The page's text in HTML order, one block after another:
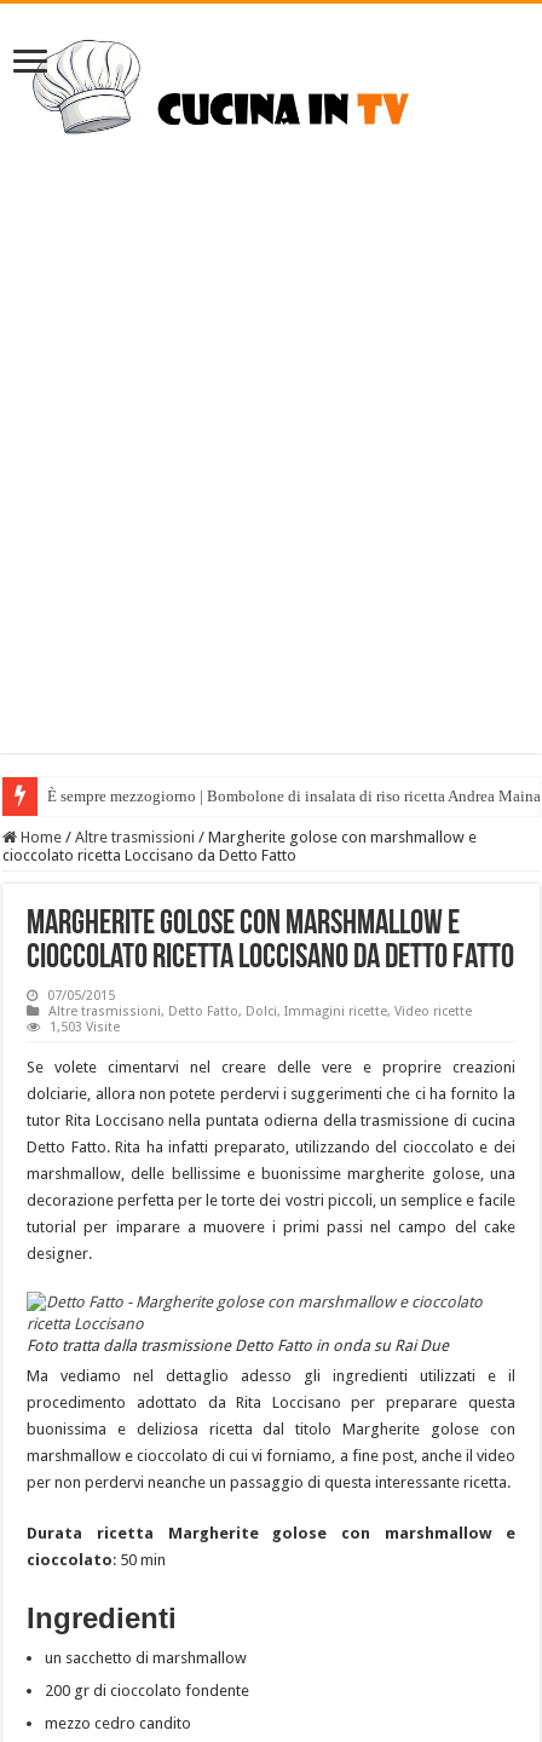
È sempre mezzogiorno | Bombolone di insalata di riso ricetta Andrea
Home / Altre trasmissioni / Margherite golose con marshmallow e
cioccolato ricetta Loccisano da Detto Fatto
Margherite golose con marshmallow e
cioccolato ricetta Loccisano da Detto Fatto
07/05/2015
Altre trasmissioni, Detto Fatto, Dolci,Immagini ricette,Video ricette
1,503 Visite
Se volete cimentarvi nel creare delle vere e proprire creazioni
dolciarie, allora non potete perdervi i suggerimenti che ci ha fornito la
tutor Rita Loccisano nella puntata odierna della trasmissione di cucina
Detto Fatto. Rita ha infatti preparato, utilizzando del cioccolato e dei
marshmallow, delle bellissime e buonissime margherite golose, una
decorazione perfetta per le torte dei vostri piccoli, un semplice e facile
tutorial per imparare a muovere i primi passi nel campo del cake
designer.
Foto tratta dalla trasmissione Detto Fatto in onda su Rai Due
Ma vediamo nel dettaglio adesso gli ingredienti utilizzati e il
procedimento adottato da Rita Loccisano per preparare questa
buonissima e deliziosa ricetta dal titolo Margherite golose con
marshmallow e cioccolato di cui vi forniamo, a fine post, anche il video
per non perdervi neanche un passaggio di questa interessante ricetta.
Durata ricetta Margherite golose con marshmallow e
cioccolato: 50 min
Ingredienti
un sacchetto di marshmallow
200 gr di cioccolato fondente
mezzo cedro candito